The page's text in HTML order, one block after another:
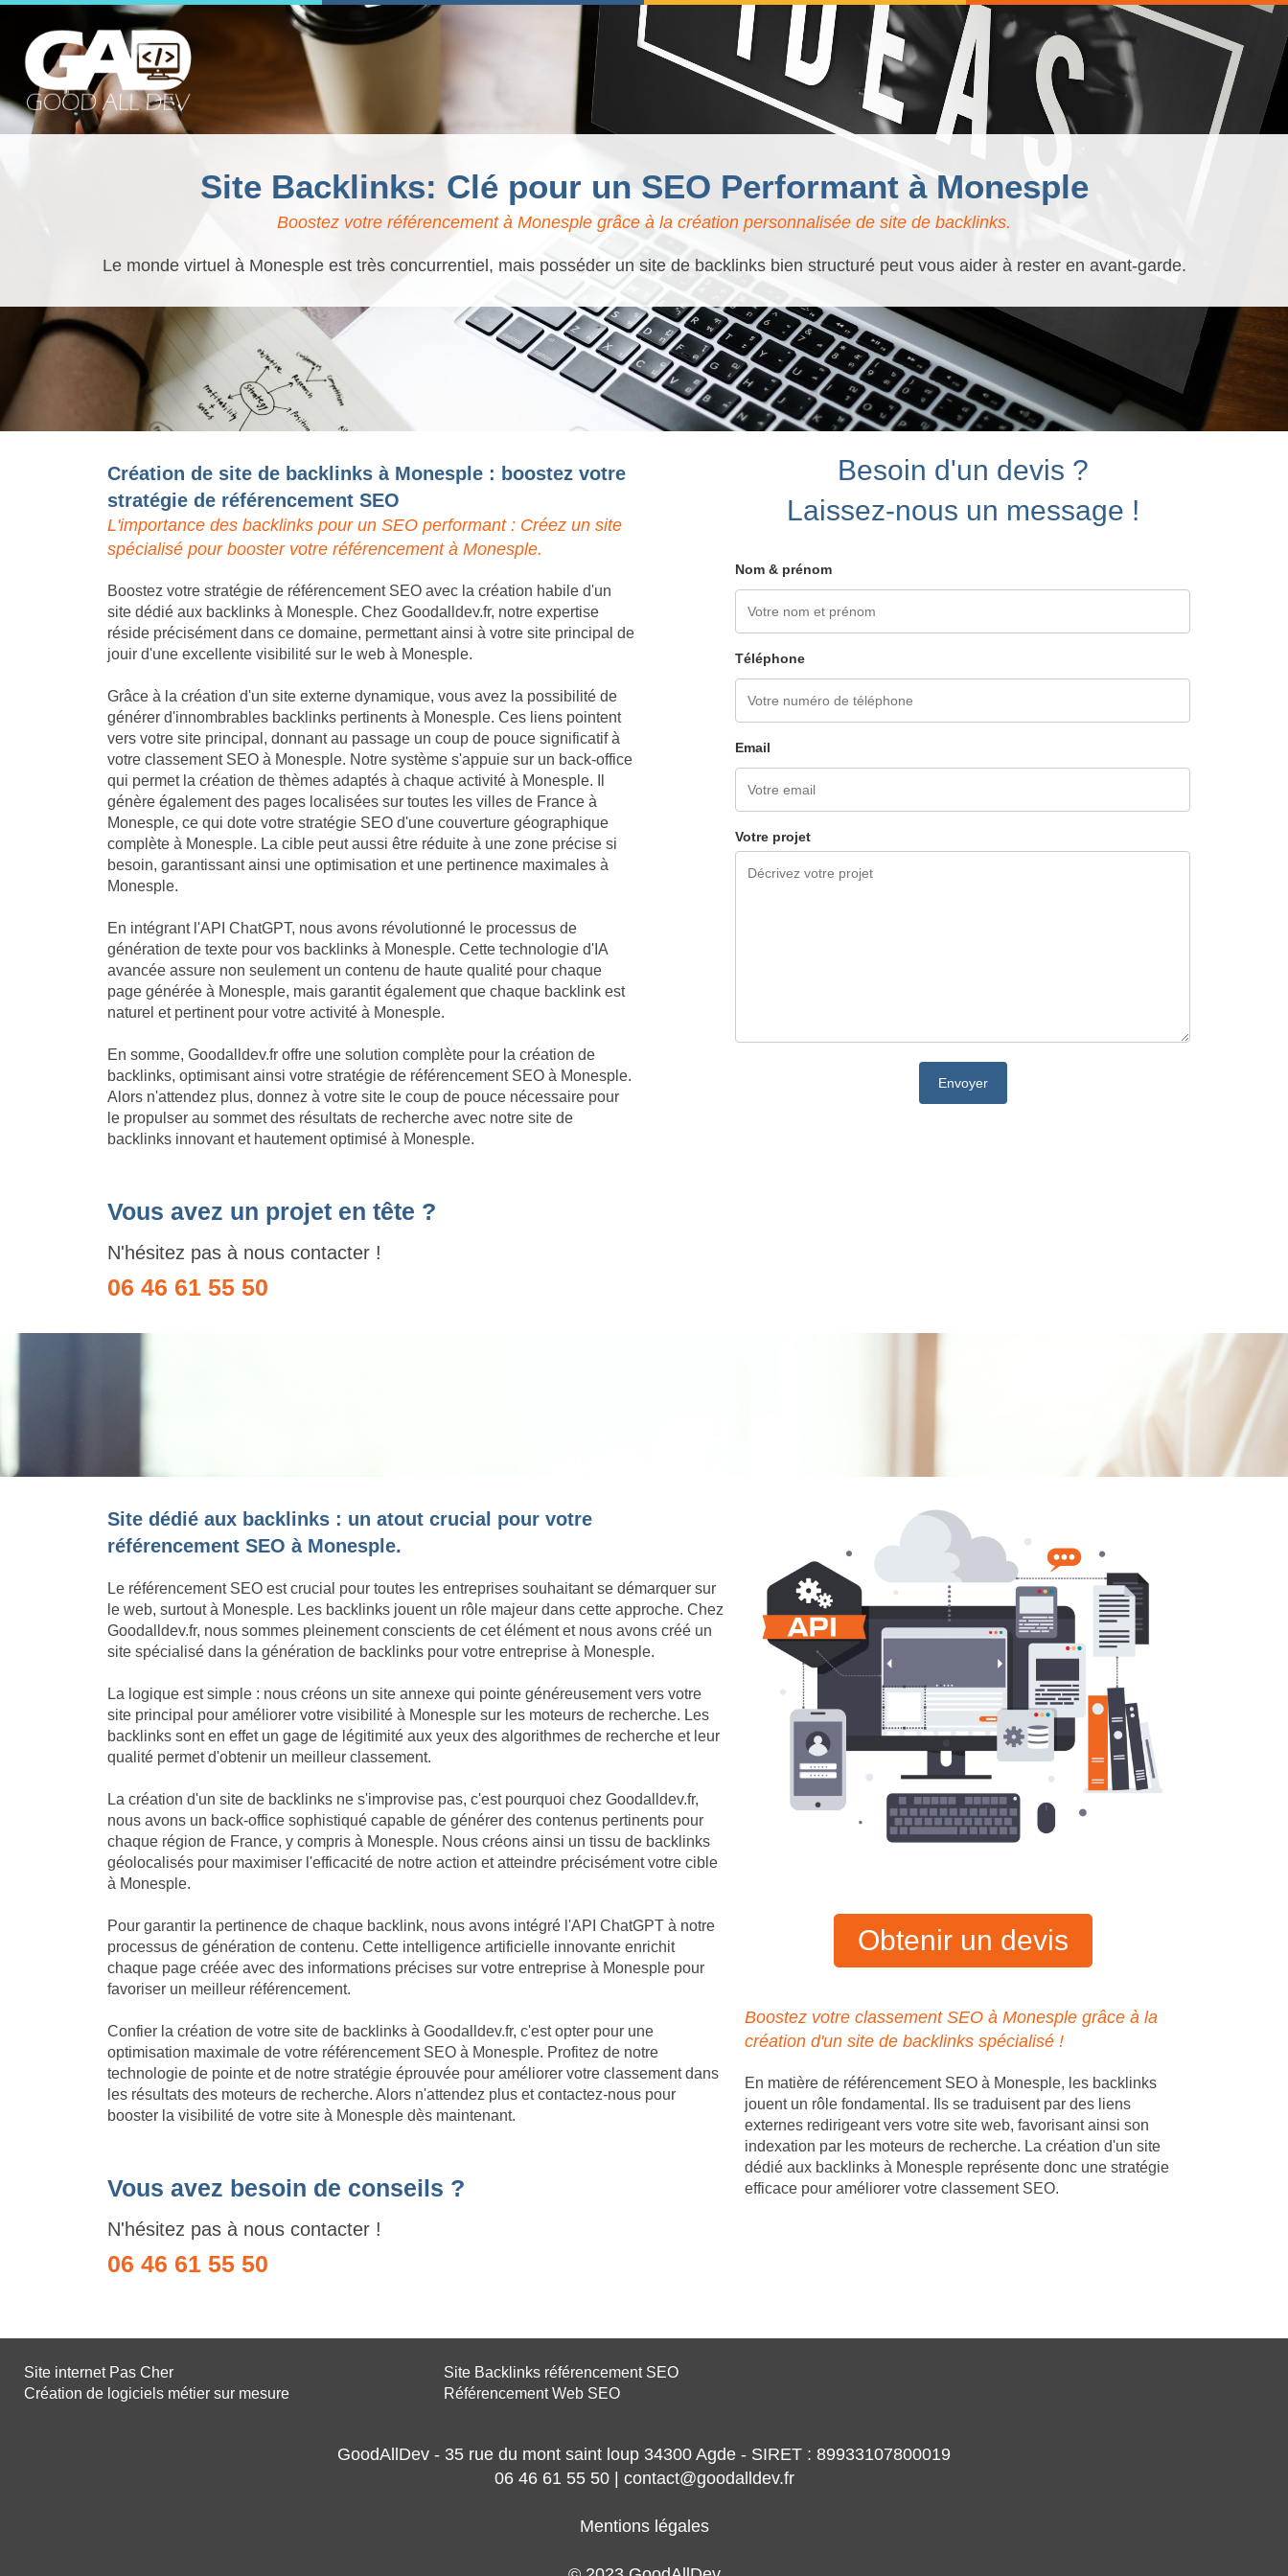
Site Backlinks: Clé pour un SEO Performant à Monesple
Boostez votre référencement à Monesple grâce à la création personnalisée de site de backlinks.
Le monde virtuel à Monesple est très concurrentiel, mais posséder un site de backlinks bien structuré peut vous aider à rester en avant-garde.
Création de site de backlinks à Monesple : boostez votre
stratégie de référencement SEO
L'importance des backlinks pour un SEO performant : Créez un site
spécialisé pour booster votre référencement à Monesple.
Boostez votre stratégie de référencement SEO avec la création habile d'un
site dédié aux backlinks à Monesple. Chez Goodalldev.fr, notre expertise
réside précisément dans ce domaine, permettant ainsi à votre site principal de
jouir d'une excellente visibilité sur le web à Monesple.
Grâce à la création d'un site externe dynamique, vous avez la possibilité de
générer d'innombrables backlinks pertinents à Monesple. Ces liens pointent
vers votre site principal, donnant au passage un coup de pouce significatif à
votre classement SEO à Monesple. Notre système s'appuie sur un back-office
qui permet la création de thèmes adaptés à chaque activité à Monesple. Il
génère également des pages localisées sur toutes les villes de France à
Monesple, ce qui dote votre stratégie SEO d'une couverture géographique
complète à Monesple. La cible peut aussi être réduite à une zone précise si
besoin, garantissant ainsi une optimisation et une pertinence maximales à
Monesple.
En intégrant l'API ChatGPT, nous avons révolutionné le processus de
génération de texte pour vos backlinks à Monesple. Cette technologie d'IA
avancée assure non seulement un contenu de haute qualité pour chaque
page générée à Monesple, mais garantit également que chaque backlink est
naturel et pertinent pour votre activité à Monesple.
En somme, Goodalldev.fr offre une solution complète pour la création de
backlinks, optimisant ainsi votre stratégie de référencement SEO à Monesple.
Alors n'attendez plus, donnez à votre site le coup de pouce nécessaire pour
le propulser au sommet des résultats de recherche avec notre site de
backlinks innovant et hautement optimisé à Monesple.
Vous avez un projet en tête ?
N'hésitez pas à nous contacter !
06 46 61 55 50
Besoin d'un devis ?
Laissez-nous un message !
Nom & prénom
Téléphone
Email
Votre projet
Site dédié aux backlinks : un atout crucial pour votre
référencement SEO à Monesple.
Le référencement SEO est crucial pour toutes les entreprises souhaitant se démarquer sur
le web, surtout à Monesple. Les backlinks jouent un rôle majeur dans cette approche. Chez
Goodalldev.fr, nous sommes pleinement conscients de cet élément et nous avons créé un
site spécialisé dans la génération de backlinks pour votre entreprise à Monesple.
La logique est simple : nous créons un site annexe qui pointe généreusement vers votre
site principal pour améliorer votre visibilité à Monesple sur les moteurs de recherche. Les
backlinks sont en effet un gage de légitimité aux yeux des algorithmes de recherche et leur
qualité permet d'obtenir un meilleur classement.
La création d'un site de backlinks ne s'improvise pas, c'est pourquoi chez Goodalldev.fr,
nous avons un back-office sophistiqué capable de générer des contenus pertinents pour
chaque région de France, y compris à Monesple. Nous créons ainsi un tissu de backlinks
géolocalisés pour maximiser l'efficacité de notre action et atteindre précisément votre cible
à Monesple.
Pour garantir la pertinence de chaque backlink, nous avons intégré l'API ChatGPT à notre
processus de génération de contenu. Cette intelligence artificielle innovante enrichit
chaque page créée avec des informations précises sur votre entreprise à Monesple pour
favoriser un meilleur référencement.
Confier la création de votre site de backlinks à Goodalldev.fr, c'est opter pour une
optimisation maximale de votre référencement SEO à Monesple. Profitez de notre
technologie de pointe et de notre stratégie éprouvée pour améliorer votre classement dans
les résultats des moteurs de recherche. Alors n'attendez plus et contactez-nous pour
booster la visibilité de votre site à Monesple dès maintenant.
Vous avez besoin de conseils ?
N'hésitez pas à nous contacter !
06 46 61 55 50
Obtenir un devis
Boostez votre classement SEO à Monesple grâce à la
création d'un site de backlinks spécialisé !
En matière de référencement SEO à Monesple, les backlinks
jouent un rôle fondamental. Ils se traduisent par des liens
externes redirigeant vers votre site web, favorisant ainsi son
indexation par les moteurs de recherche. La création d'un site
dédié aux backlinks à Monesple représente donc une stratégie
efficace pour améliorer votre classement SEO.
Site internet Pas Cher
Création de logiciels métier sur mesure
Site Backlinks référencement SEO
Référencement Web SEO
GoodAllDev - 35 rue du mont saint loup 34300 Agde - SIRET : 89933107800019
06 46 61 55 50 | contact@goodalldev.fr
Mentions légales